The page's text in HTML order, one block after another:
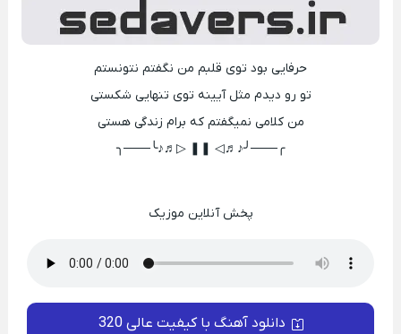
حرفایی بود توی قلبم من نگفتم نتونستم
تو رو دیدم مثل آیینه توی تنهایی شکستی
من کلامی نمیگفتم که برام زندگی هستی
╭───╯♪♬◁ ❚❚ ▷♬♪╰───╮
پخش آنلاین موزیک
دانلود آهنگ با کیفیت عالی 320